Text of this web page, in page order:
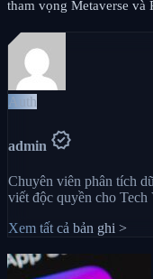
tham vọng Metaverse và
Auth
admin verified
Chuyên viên phân tích
viết độc quyền cho Tech
Xem tất cả bản ghi >